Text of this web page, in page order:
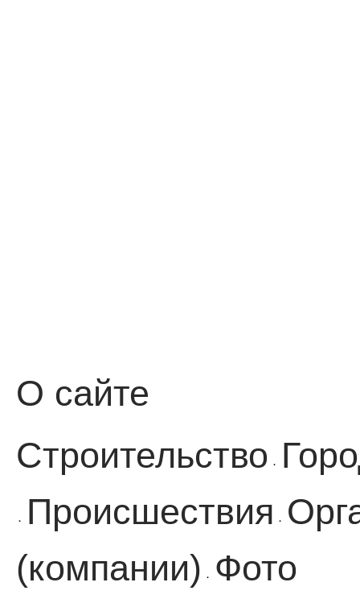
О сайте
Строительство ·
· Происшествия ·
(компании)
·
Фото